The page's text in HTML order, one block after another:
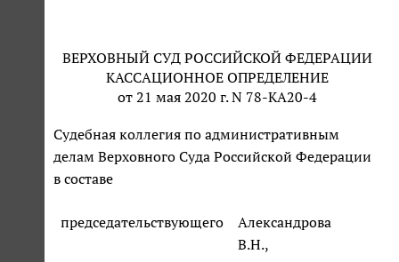
ВЕРХОВНЫЙ СУД РОССИЙСКОЙ ФЕДЕРАЦИИ
КАССАЦИОННОЕ ОПРЕДЕЛЕНИЕ
от 21 мая 2020 г. N 78-КА20-4
Судебная коллегия по административным
делам Верховного Суда Российской Федерации
в составе
председательствующего
Александрова
В.Н.,